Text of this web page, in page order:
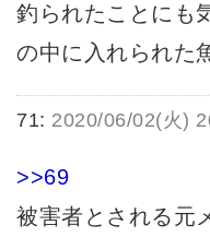
釣られたことにも
の中に入れられた
71: 2020/06/02(火)
>>69
被害者とされる元